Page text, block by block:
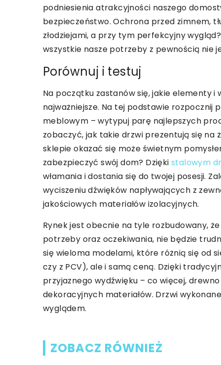
podniesienia atrakcyjności naszego
bezpieczeństwo. Ochrona przed zimnem,
złodziejami, a przy tym perfekcyjny
wszystkie nasze potrzeby z pewnością nie
Porównuj i testuj
Na początku zastanów się, jakie elementy i
najważniejsze. Na tej podstawie
meblowym – wytypuj parę najlepszych
zobaczyć, jak takie drzwi prezentują się
sklepie okazać się może świetnym
zabezpieczyć swój dom? Dzięki stalowym
włamania i dostania się do twojej posesji.
wyciszeniu dźwięków napływających z
jakościowych materiałów izolacyjnych.
Rynek jest obecnie na tyle rozbudowany,
potrzeby oraz oczekiwania, nie będzie
się wieloma modelami, które różnią się od
czy z PCV), ale i samą ceną. Dzięki
przyjaznego wydźwięku – co więcej,
dekoracyjnych materiałów. Drzwi
wyglądem.
ZOBACZ RÓWNIEŻ